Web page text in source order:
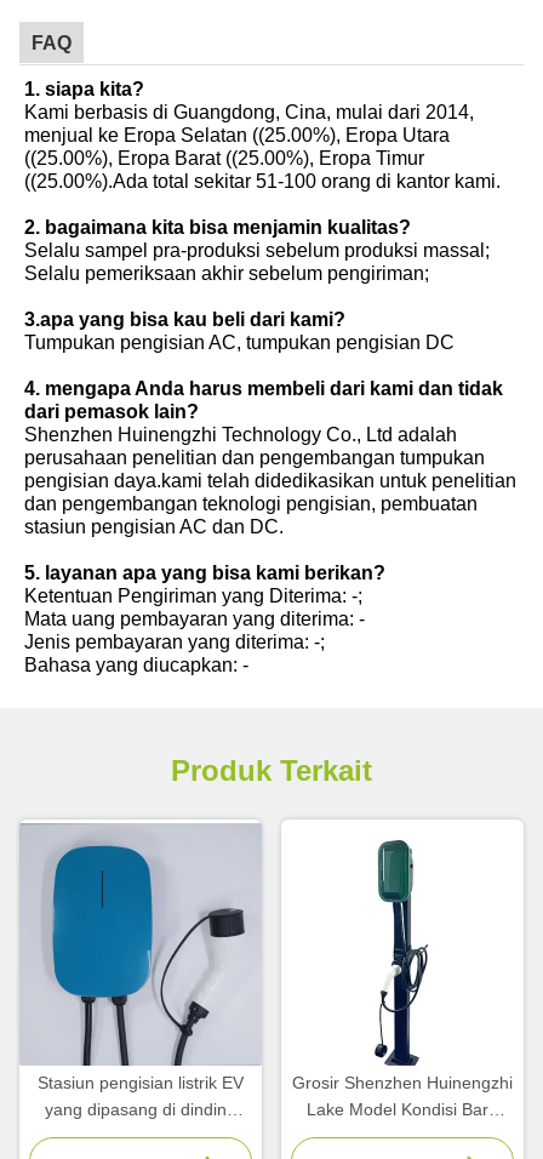
FAQ
1. siapa kita?
Kami berbasis di Guangdong, Cina, mulai dari 2014,
menjual ke Eropa Selatan ((25.00%), Eropa Utara
((25.00%), Eropa Barat ((25.00%), Eropa Timur
((25.00%).Ada total sekitar 51-100 orang di kantor kami.
2. bagaimana kita bisa menjamin kualitas?
Selalu sampel pra-produksi sebelum produksi massal;
Selalu pemeriksaan akhir sebelum pengiriman;
3.apa yang bisa kau beli dari kami?
Tumpukan pengisian AC, tumpukan pengisian DC
4. mengapa Anda harus membeli dari kami dan tidak
dari pemasok lain?
Shenzhen Huinengzhi Technology Co., Ltd adalah
perusahaan penelitian dan pengembangan tumpukan
pengisian daya.kami telah didedikasikan untuk penelitian
dan pengembangan teknologi pengisian, pembuatan
stasiun pengisian AC dan DC.
5. layanan apa yang bisa kami berikan?
Ketentuan Pengiriman yang Diterima: -;
Mata uang pembayaran yang diterima: -
Jenis pembayaran yang diterima: -;
Bahasa yang diucapkan: -
Produk Terkait
Stasiun pengisian listrik EV
yang dipasang di dinding
7kW baru untuk kendaraan
Grosir Shenzhen Huinengzhi
Lake Model Kondisi Baru
Smart EV/DC 60KW Fast